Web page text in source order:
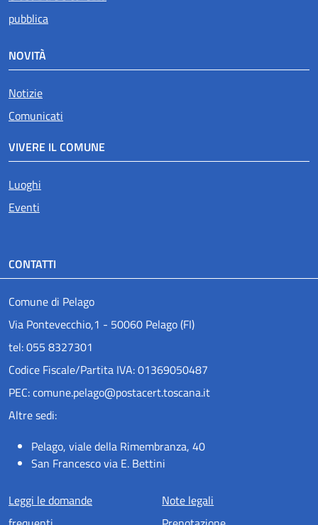
pubblica
NOVITÀ
Notizie
Comunicati
VIVERE IL COMUNE
Luoghi
Eventi
CONTATTI
Comune di Pelago
Via Pontevecchio,1 - 50060 Pelago (FI)
tel: 055 8327301
Codice Fiscale/Partita IVA: 01369050487
PEC: comune.pelago@postacert.toscana.it
Altre sedi:
Pelago, viale della Rimembranza, 40
San Francesco via E. Bettini
Menu piè di pagina
Leggi le domande
Note legali